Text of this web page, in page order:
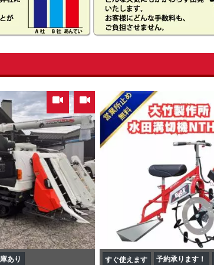
,
あり すぐ使えます 予約承ります！